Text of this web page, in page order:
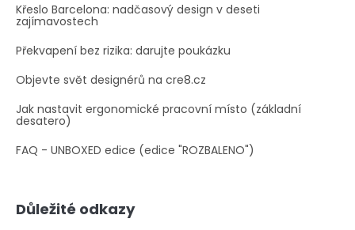
Křeslo Barcelona: nadčasový design v deseti
zajímavostech
Překvapení bez rizika: darujte poukázku
Objevte svět designérů na cre8.cz
Jak nastavit ergonomické pracovní místo (základní
desatero)
FAQ - UNBOXED edice (edice "ROZBALENO")
Důležité odkazy